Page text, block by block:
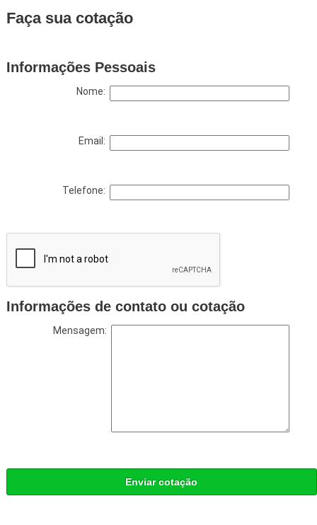
Faça sua cotação
Informações Pessoais
Nome:
Email:
Telefone:
Informações de contato ou cotação
Mensagem:
Enviar cotação